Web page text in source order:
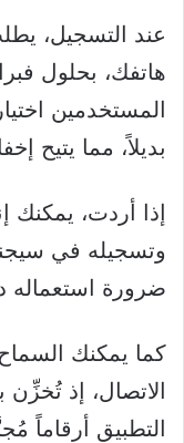
عند التسجيل،
بديلاً، مما يتيح
وتسجيله في
ضرورة استعماله
كما يمكنك
الاتصال، إذ
التطبيق أرقاماً